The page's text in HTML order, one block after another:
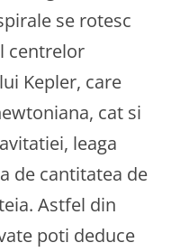
se rotesc
centrelor
Kepler, care
cat si
leaga
de cantitatea de
Astfel din
poti deduce